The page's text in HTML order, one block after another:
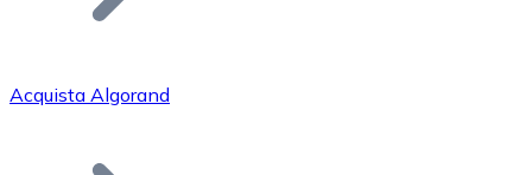
Acquista Algorand